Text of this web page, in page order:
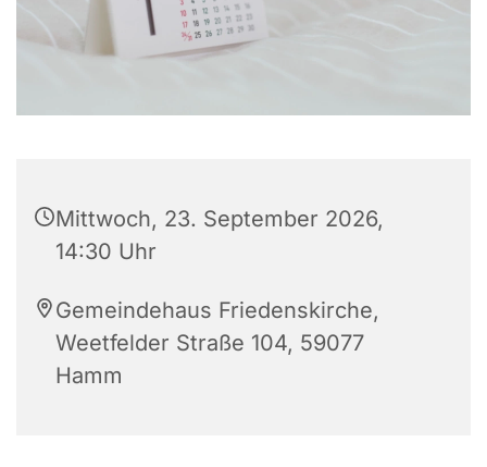
Mittwoch, 23. September 2026,
14:30 Uhr
Gemeindehaus Friedenskirche,
Weetfelder Straße 104, 59077
Hamm